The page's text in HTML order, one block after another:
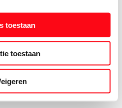
toestaan
toestaan